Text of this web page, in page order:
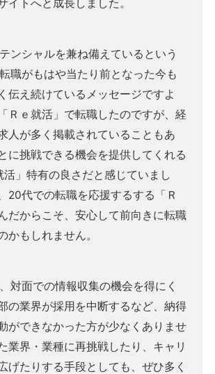
イトへと成長しました。
ンシャルを兼ね備えているという
職がもはや当たり前となった今も
伝え続けているメッセージですよ
Ｒｅ就活」で転職したのですが、経
人が多く掲載されていることもあ
に挑戦できる機会を提供してくれる
活」特有の良さだと感じていまし
20代での転職を応援するする「Ｒ
だからこそ、安心して前向きに転職
かもしれません。
対面での情報収集の機会を得にく
の業界が採用を中断するなど、納得
ができなかった方が少なくありませ
業界・業種に再挑戦したり、キャリ
げたりする手段としても、ぜひ多く